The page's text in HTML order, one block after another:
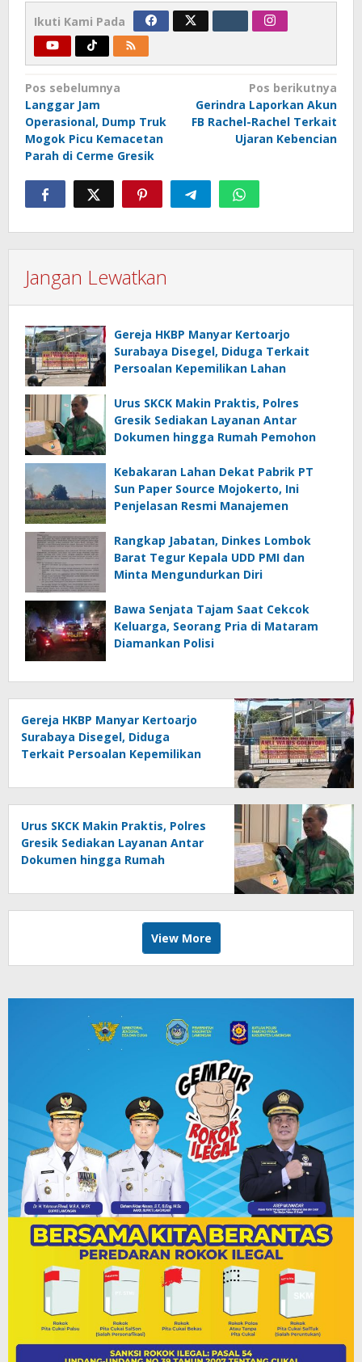
Ikuti Kami Pada
Navigasi
pos
Pos sebelumnya
Langgar Jam
Operasional, Dump Truk
Mogok Picu Kemacetan
Parah di Cerme Gresik
Pos berikutnya
Gerindra Laporkan Akun
FB Rachel-Rachel Terkait
Ujaran Kebencian
Jangan Lewatkan
Gereja HKBP Manyar Kertoarjo
Surabaya Disegel, Diduga Terkait
Persoalan Kepemilikan Lahan
Urus SKCK Makin Praktis, Polres
Gresik Sediakan Layanan Antar
Dokumen hingga Rumah Pemohon
Kebakaran Lahan Dekat Pabrik PT
Sun Paper Source Mojokerto, Ini
Penjelasan Resmi Manajemen
Rangkap Jabatan, Dinkes Lombok
Barat Tegur Kepala UDD PMI dan
Minta Mengundurkan Diri
Bawa Senjata Tajam Saat Cekcok
Keluarga, Seorang Pria di Mataram
Diamankan Polisi
Gereja HKBP Manyar Kertoarjo
Surabaya Disegel, Diduga
Terkait Persoalan Kepemilikan
Urus SKCK Makin Praktis, Polres
Gresik Sediakan Layanan Antar
Dokumen hingga Rumah
View More